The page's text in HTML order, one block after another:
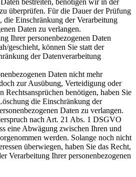
bestreiten, benötigen wir in der
überprüfen. Für die Dauer der Prüfung
die Einschränkung der Verarbeitung
Daten zu verlangen.
Ihrer personenbezogenen Daten
geschieht, können Sie statt der
der Datenverarbeitung
Daten nicht mehr
zur Ausübung, Verteidigung oder
Rechtsansprüchen benötigen, haben Sie
die Einschränkung der
Daten zu verlangen.
nach Art. 21 Abs. 1 DSGVO
eine Abwägung zwischen Ihren und
werden. Solange noch nicht
überwiegen, haben Sie das Recht,
Verarbeitung Ihrer personenbezogenen